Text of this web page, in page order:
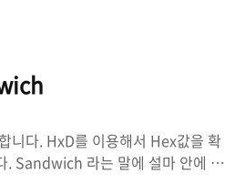
니다. HxD를 이용해서 Hex값을 확
. Sandwich 라는 말에 설마 안에 하